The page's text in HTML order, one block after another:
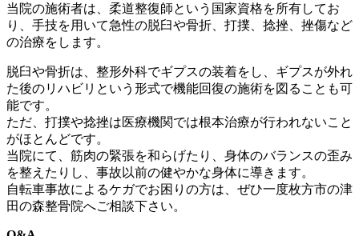
当院の施術者は、柔道整復師という国家資格を所有してお
り、手技を用いて急性の脱臼や骨折、打撲、捻挫、挫傷など
の治療をします。
脱臼や骨折は、整形外科でギプスの装着をし、ギプスが外れ
た後のリハビリという形式で機能回復の施術を図ることも可
能です。
ただ、打撲や捻挫は医療機関では根本治療が行われないこと
がほとんどです。
当院にて、筋肉の緊張を和らげたり、身体のバランスの歪み
を整えたりし、事故以前の健やかな身体に導きます。
自転車事故によるケガでお困りの方は、ぜひ一度枚方市の津
田の森整骨院へご相談下さい。